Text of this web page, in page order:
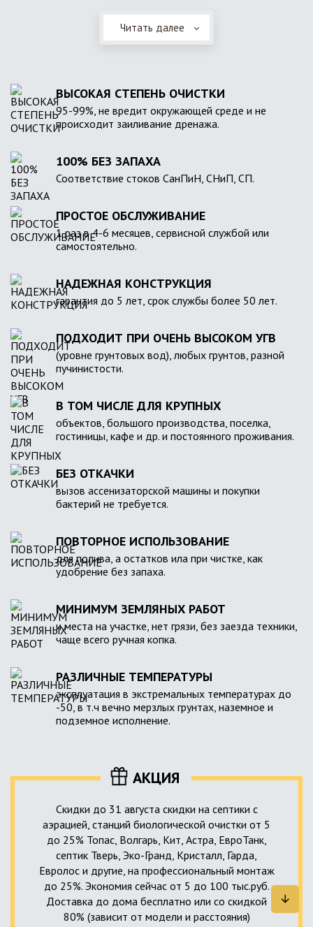
Читать далее
ВЫСОКАЯ СТЕПЕНЬ ОЧИСТКИ
95-99%, не вредит окружающей среде и не
происходит заиливание дренажа.
100% БЕЗ ЗАПАХА
Соответствие стоков СанПиН, СНиП, СП.
ПРОСТОЕ ОБСЛУЖИВАНИЕ
1 раз в 4-6 месяцев, сервисной службой или
самостоятельно.
НАДЕЖНАЯ КОНСТРУКЦИЯ
гарантия до 5 лет, срок службы более 50 лет.
ПОДХОДИТ ПРИ ОЧЕНЬ ВЫСОКОМ УГВ
(уровне грунтовых вод), любых грунтов, разной
пучинистости.
В ТОМ ЧИСЛЕ ДЛЯ КРУПНЫХ
объектов, большого производства, поселка,
гостиницы, кафе и др. и постоянного проживания.
БЕЗ ОТКАЧКИ
вызов ассенизаторской машины и покупки
бактерий не требуется.
ПОВТОРНОЕ ИСПОЛЬЗОВАНИЕ
для полива, а остатков ила при чистке, как
удобрение без запаха.
МИНИМУМ ЗЕМЛЯНЫХ РАБОТ
и места на участке, нет грязи, без заезда техники,
чаще всего ручная копка.
РАЗЛИЧНЫЕ ТЕМПЕРАТУРЫ
эксплуатация в экстремальных температурах до
-50, в т.ч вечно мерзлых грунтах, наземное и
подземное исполнение.
АКЦИЯ
Скидки до 31 августа скидки на септики с
аэрацией, станций биологической очистки от 5
до 25% Топас, Волгарь, Кит, Астра, ЕвроТанк,
септик Тверь, Эко-Гранд, Кристалл, Гарда,
Евролос и другие, на профессиональный монтаж
до 25%. Экономия сейчас от 5 до 100 тыс.руб.
Доставка до дома бесплатно или со скидкой
80% (зависит от модели и расстояния)